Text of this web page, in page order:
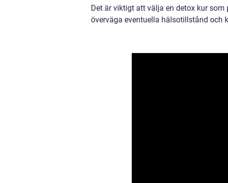
Det är viktigt att välja en detox kur
överväga eventuella hälsotillstånd och